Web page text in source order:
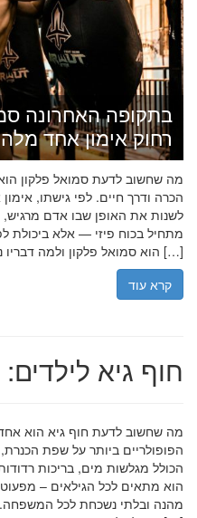
בתקופה האחרונה
רחוק אימון אחד
מה שחשוב לדעת סמואל פלקון
הכרה ודרך חיים. לפי גישתו,
לשנות את האופן שבו אדם מרגיש,
מתחיל בכוח פיזי — אלא ביכולת
הוא סמואל פלקון ולמה דבריו נשמעים אחרת? סמואל פלקון […]
קרא עוד
חוף גיא
מה שחשוב לדעת חוף גיא הוא
הפופולריים ביותר על שפת הכנרת,
הכולל מגלשות מים, בריכות
הוא מתאים לכל הגילאים –
מהנה ובלתי נשכחת לכל המשפחה.